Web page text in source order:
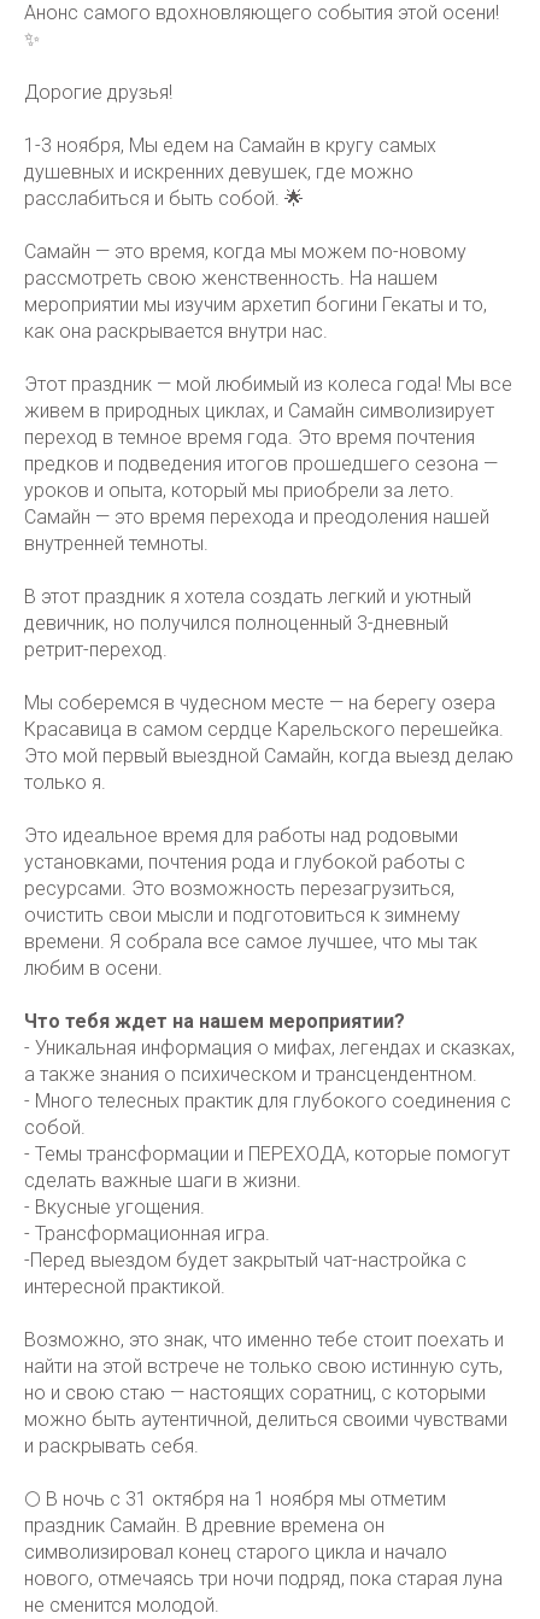
Анонс самого вдохновляющего события этой осени!
✨
Дорогие друзья!
1-3 ноября, Мы едем на Самайн в кругу самых
душевных и искренних девушек, где можно
расслабиться и быть собой. 🌟
Самайн — это время, когда мы можем по-новому
рассмотреть свою женственность. На нашем
мероприятии мы изучим архетип богини Гекаты и то,
как она раскрывается внутри нас.
Этот праздник — мой любимый из колеса года! Мы все
живем в природных циклах, и Самайн символизирует
переход в темное время года. Это время почтения
предков и подведения итогов прошедшего сезона —
уроков и опыта, который мы приобрели за лето.
Самайн — это время перехода и преодоления нашей
внутренней темноты.
В этот праздник я хотела создать легкий и уютный
девичник, но получился полноценный 3-дневный
ретрит-переход.
Мы соберемся в чудесном месте — на берегу озера
Красавица в самом сердце Карельского перешейка.
Это мой первый выездной Самайн, когда выезд делаю
только я.
Это идеальное время для работы над родовыми
установками, почтения рода и глубокой работы с
ресурсами. Это возможность перезагрузиться,
очистить свои мысли и подготовиться к зимнему
времени. Я собрала все самое лучшее, что мы так
любим в осени.
Что тебя ждет на нашем мероприятии?
- Уникальная информация о мифах, легендах и сказках,
а также знания о психическом и трансцендентном.
- Много телесных практик для глубокого соединения с
собой.
- Темы трансформации и ПЕРЕХОДА, которые помогут
сделать важные шаги в жизни.
- Вкусные угощения.
- Трансформационная игра.
-Перед выездом будет закрытый чат-настройка с
интересной практикой.
Возможно, это знак, что именно тебе стоит поехать и
найти на этой встрече не только свою истинную суть,
но и свою стаю — настоящих соратниц, с которыми
можно быть аутентичной, делиться своими чувствами
и раскрывать себя.
🌕 В ночь с 31 октября на 1 ноября мы отметим
праздник Самайн. В древние времена он
символизировал конец старого цикла и начало
нового, отмечаясь три ночи подряд, пока старая луна
не сменится молодой.